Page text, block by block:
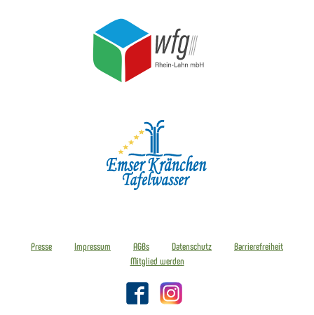
Presse Impressum AGBs Datenschutz
Barrierefreiheit
Mitglied werden
FacebookInstagram